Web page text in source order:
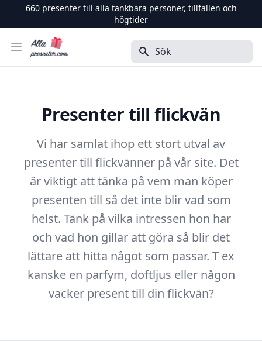
660presenter till alla tänkbara personer, tillfällen och
högtider
Öppna menyn
Alla Presenter Sök
Presenter till flickvän
Vi har samlat ihop ett stort utval av
presenter till flickvänner på vår site. Det
är viktigt att tänka på vem man köper
presenten till så det inte blir vad som
helst. Tänk på vilka intressen hon har
och vad hon gillar att göra så blir det
lättare att hitta något som passar. T ex
kanske en parfym, doftljus eller någon
vacker present till din flickvän?